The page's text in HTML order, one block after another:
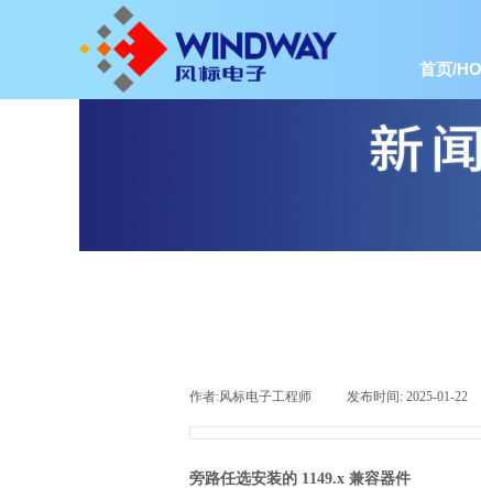
首页/
作者:风标电子工程师 发布时间: 2025-01-22
旁路任选安装的 1149.x 兼容器件